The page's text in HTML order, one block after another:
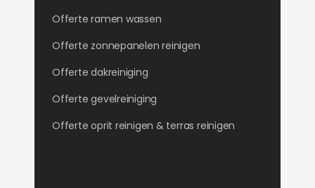
Offerte ramen wassen
Offerte zonnepanelen reinigen
Offerte dakreiniging
Offerte gevelreiniging
Offerte oprit reinigen & terras reinigen